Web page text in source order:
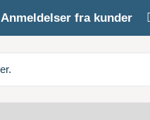
Anmeldelser fra kunder